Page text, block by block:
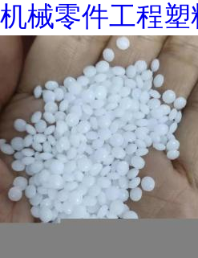
机械零件工程塑